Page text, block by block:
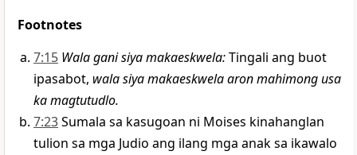
Footnotes
7:15 Wala gani siya makaeskwela:Tingali ang buot
ipasabot, wala siya makaeskwela aron mahimong usa
ka magtutudlo.
7:23Sumala sa kasugoan ni Moises kinahanglan
tulion sa mga Judio ang ilang mga anak sa ikawalo